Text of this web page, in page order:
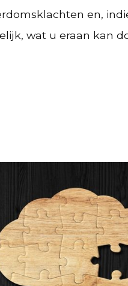
en,
wat u eraan kan